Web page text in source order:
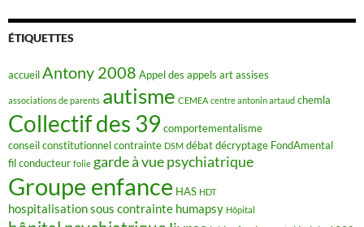
b
o
o
ÉTIQUETTES
accueilAntony 2008 Appel des appels artassises
associations de parents autisme CEMEA centre antonin artaud chemla
Collectif des 39 comportementalisme
conseil constitutionnelcontrainte DSM débatdécryptage FondAmental
fil conducteur folie garde à vue psychiatrique
Groupe enfance HAS HDT
hospitalisation sous contrainte humapsy Hôpital